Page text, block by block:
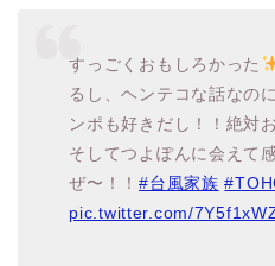
すっごくおもしろかった
るし、ヘンテコな話なの
ンポも好きだし！！絶対
そしてつよぽんに会えて
ぜ〜！！#台風家族
pic.twitter.com/